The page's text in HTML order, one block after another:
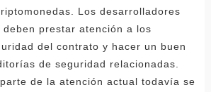
Los desarrolladores
prestar atención a los
del contrato y hacer un buen
de seguridad relacionadas.
de la atención actual todavía se